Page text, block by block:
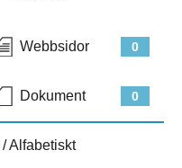
0
Webbsidor
0
Dokument
/Alfabetiskt